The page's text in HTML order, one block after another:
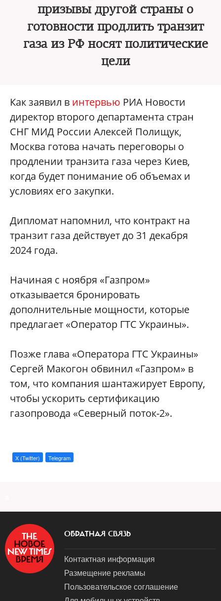
призывы другой страны о
готовности продлить транзит
газа из РФ носят политические
цели
Как заявил в интервью РИА Новости
директор второго департамента стран
СНГ МИД России Алексей Полищук,
Москва готова начать переговоры о
продлении транзита газа через Киев,
когда будет понимание об объемах и
условиях его закупки.
Дипломат напомнил, что контракт на
транзит газа действует до 31 декабря
2024 года.
Начиная с ноября «Газпром»
отказывается бронировать
дополнительные мощности, которые
предлагает «Оператор ГТС Украины».
Позже глава «Оператора ГТС Украины»
Сергей Макогон обвинил «Газпром» в
том, что компания шантажирует Европу,
чтобы ускорить сертификацию
газопровода «Северный поток-2».
X (Twitter) Telegram
ОБРАТНАЯ СВЯЗЬ
Контактная информация
Размещение рекламы
Пользовательское соглашение